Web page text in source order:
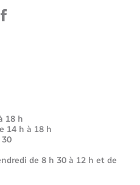
18 h
14 h à 18 h
de 8 h 30 à 12 h et de